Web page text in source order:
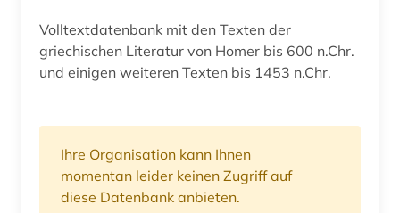
Volltextdatenbank mit den Texten der
griechischen Literatur von Homer bis 600 n.Chr.
und einigen weiteren Texten bis 1453 n.Chr.
Ihre Organisation kann Ihnen
momentan leider keinen Zugriff auf
diese Datenbank anbieten.